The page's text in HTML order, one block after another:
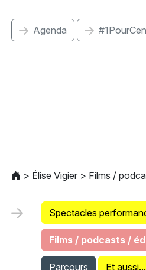
Agenda
> Élise Vigier > Films /
Spectacles
Films / podcasts /
Parcours Et aussi...